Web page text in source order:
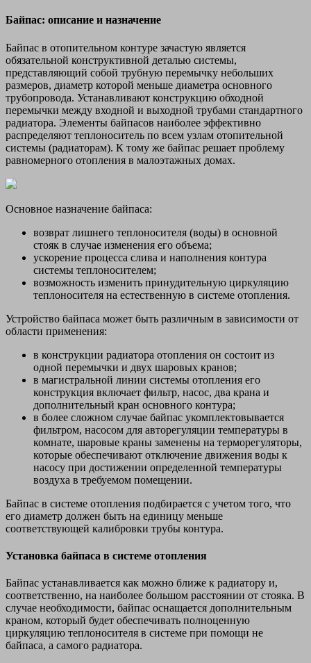
Байпас: описание и назначение
Байпас в отопительном контуре зачастую является
обязательной конструктивной деталью системы,
представляющий собой трубную перемычку небольших
размеров, диаметр которой меньше диаметра основного
трубопровода. Устанавливают конструкцию обходной
перемычки между входной и выходной трубами стандартного
радиатора. Элементы байпасов наиболее эффективно
распределяют теплоноситель по всем узлам отопительной
системы (радиаторам). К тому же байпас решает проблему
равномерного отопления в малоэтажных домах.
Основное назначение байпаса:
возврат лишнего теплоносителя (воды) в основной
стояк в случае изменения его объема;
ускорение процесса слива и наполнения контура
системы теплоносителем;
возможность изменить принудительную циркуляцию
теплоносителя на естественную в системе отопления.
Устройство байпаса может быть различным в зависимости от
области применения:
в конструкции радиатора отопления он состоит из
одной перемычки и двух шаровых кранов;
в магистральной линии системы отопления его
конструкция включает фильтр, насос, два крана и
дополнительный кран основного контура;
в более сложном случае байпас укомплектовывается
фильтром, насосом для авторегуляции температуры в
комнате, шаровые краны заменены на терморегуляторы,
которые обеспечивают отключение движения воды к
насосу при достижении определенной температуры
воздуха в требуемом помещении.
Байпас в системе отопления подбирается с учетом того, что
его диаметр должен быть на единицу меньше
соответствующей калибровки трубы контура.
Установка байпаса в системе отопления
Байпас устанавливается как можно ближе к радиатору и,
соответственно, на наиболее большом расстоянии от стояка. В
случае необходимости, байпас оснащается дополнительным
краном, который будет обеспечивать полноценную
циркуляцию теплоносителя в системе при помощи не
байпаса, а самого радиатора.